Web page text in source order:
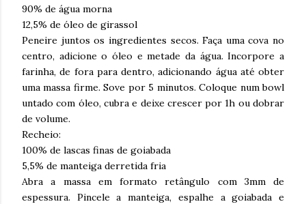
90% de água morna
12,5% de óleo de girassol
Peneire juntos os ingredientes secos. Faça uma cova no
centro, adicione o óleo e metade da água. Incorpore a
farinha, de fora para dentro, adicionando água até obter
uma massa firme. Sove por 5 minutos. Coloque num bowl
untado com óleo, cubra e deixe crescer por 1h ou dobrar
de volume.
Recheio:
100% de lascas finas de goiabada
5,5% de manteiga derretida fria
Abra a massa em formato retângulo com 3mm de
espessura. Pincele a manteiga, espalhe a goiabada e